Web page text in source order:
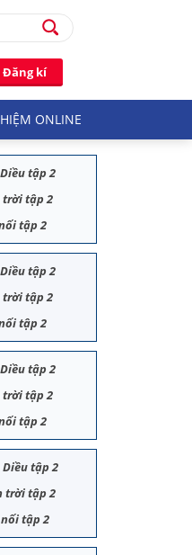
Đăng kí
ONLINE
tập 2
trời tập 2
tập 2
tập 2
trời tập 2
tập 2
tập 2
trời tập 2
tập 2
Diều tập 2
trời tập 2
nối tập 2